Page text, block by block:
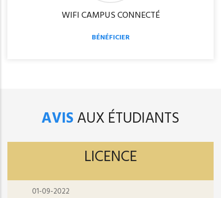
WIFI CAMPUS CONNECTÉ
BÉNÉFICIER
AVISAUX ÉTUDIANTS
LICENCE
01-09-2022